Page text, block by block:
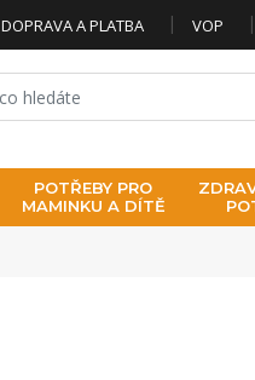
DOPRAVA A PLATBA VOP
POTŘEBY PRO
MAMINKU A DÍTĚ